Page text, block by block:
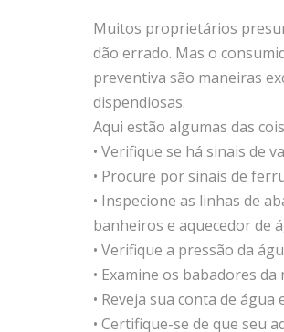
Muitos proprietários
dão errado. Mas o
preventiva são maneiras
dispendiosas.
Aqui estão algumas das
• Verifique se há sinais de
• Procure por sinais de
• Inspecione as linhas de
banheiros e aquecedor de
• Verifique a pressão da
• Examine os babadores
• Reveja sua conta de água
• Certifique-se de que seu